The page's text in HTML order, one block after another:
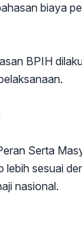
biaya
BPIH
Serta
lebih sesuai
nasional.